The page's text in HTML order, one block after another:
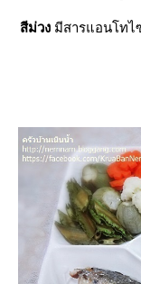
สีม่วง มีสารแอนโทไ